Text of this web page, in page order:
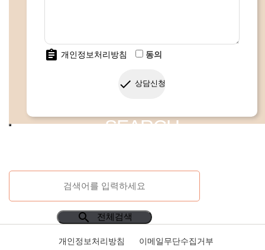
assignment 개인정보처리방침 동의
done 상담신청
SEARCH
search 전체검색
개인정보처리방침 이메일무단수집거부